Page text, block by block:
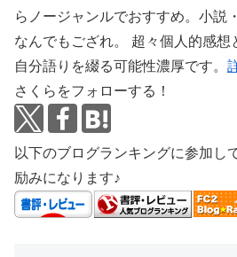
らノージャンルでおすすめ。小説
なんでもござれ。 超々個人的感想
自分語りを綴る可能性濃厚です。
さくらをフォローする！
以下のブログランキングに参加し
励みになります♪